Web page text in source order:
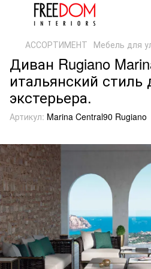
АССОРТИМЕНТ Мебель для
Диван Rugiano
итальянский стиль
экстерьера.
Артикул: Marina Central90 Rugiano